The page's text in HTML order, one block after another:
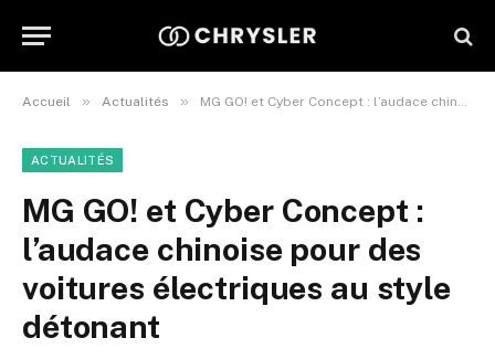
Accueil » Actualités » MG GO! et Cyber Concept : l’audace chinoise pour des voitures électriques au style détonant
ACTUALITÉS
MG GO! et Cyber Concept :
l’audace chinoise pour des
voitures électriques au style
détonant